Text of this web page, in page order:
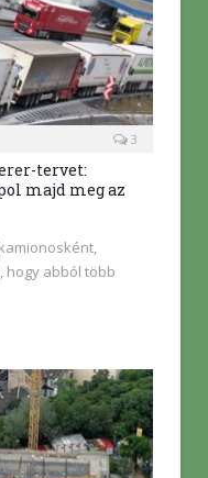
3
tervet:
majd meg az
hogy abból több